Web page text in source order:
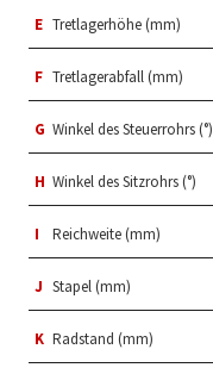
E Tretlagerhöhe (mm)
F Tretlagerabfall (mm)
G Winkel des Steuerrohrs (°)
H Winkel des Sitzrohrs (°)
I Reichweite (mm)
J Stapel (mm)
K Radstand (mm)